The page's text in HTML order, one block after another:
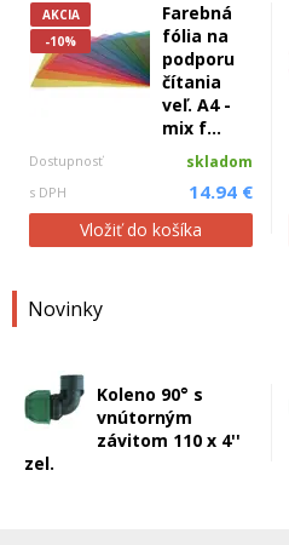
AKCIA
-10%
Farebná
fólia na
podporu
čítania
veľ. A4 -
mix f...
Dostupnosť skladom
s DPH 14.94 €
Vložiť do košíka
Novinky
Koleno 90° s
vnútorným
závitom 110 x 4''
zel.